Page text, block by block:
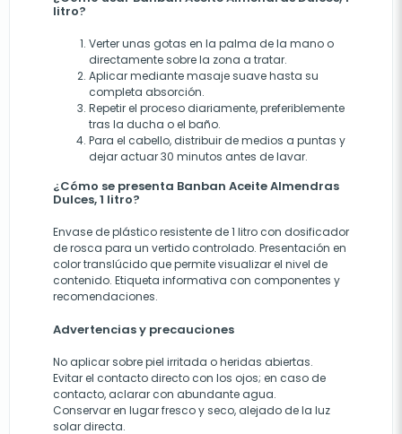
litro?
Verter unas gotas en la palma de la mano o
directamente sobre la zona a tratar.
Aplicar mediante masaje suave hasta su
completa absorción.
Repetir el proceso diariamente, preferiblemente
tras la ducha o el baño.
Para el cabello, distribuir de medios a puntas y
dejar actuar 30 minutos antes de lavar.
¿Cómo se presenta Banban Aceite Almendras
Dulces, 1 litro?
Envase de plástico resistente de 1 litro con dosificador
de rosca para un vertido controlado. Presentación en
color translúcido que permite visualizar el nivel de
contenido. Etiqueta informativa con componentes y
recomendaciones.
Advertencias y precauciones
No aplicar sobre piel irritada o heridas abiertas.
Evitar el contacto directo con los ojos; en caso de
contacto, aclarar con abundante agua.
Conservar en lugar fresco y seco, alejado de la luz
solar directa.